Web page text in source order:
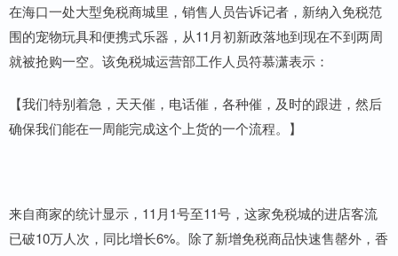
在海口一处大型免税商城里，销售人员告诉记者，新纳入免税范
围的宠物玩具和便携式乐器，从11月初新政落地到现在不到两周
就被抢购一空。该免税城运营部工作人员符慕潇表示：
【我们特别着急，天天催，电话催，各种催，及时的跟进，然后
确保我们能在一周能完成这个上货的一个流程。】
来自商家的统计显示，11月1号至11号，这家免税城的进店客流
已破10万人次，同比增长6%。除了新增免税商品快速售罄外，香